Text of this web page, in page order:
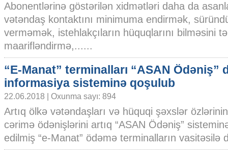
Abonentlərinə göstərilən xidmətləri daha da
vətəndaş kontaktını minimuma endirmək,
verməmək, istehlakçıların hüquqlarını bilməsini
maarifləndirmə,......
“E-Manat” terminalları “ASAN Ödəniş”
informasiya sisteminə qoşulub
22.06.2018 | Oxunma sayı: 894
Artıq ölkə vətəndaşları və hüquqi şəxslər
cərimə ödənişlərini artıq “ASAN Ödəniş”
edilmiş “e-Manat” ödəmə terminalların vasitəsilə